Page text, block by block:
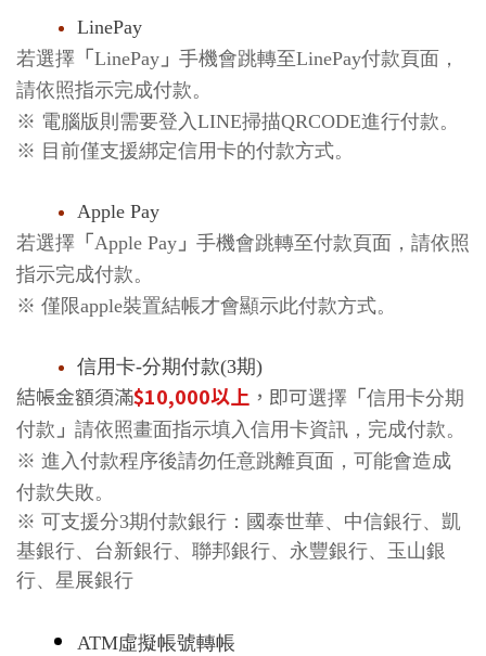
LinePay
若選擇 「 LinePay 」 手機會跳轉至LinePay付款頁面，
請依照指示完成付款。
※ 電腦版則需要登入LINE掃描QRCODE進行付款。
※ 目前僅支援綁定信用卡的付款方式。
Apple Pay
若選擇 「 Apple Pay 」 手機會跳轉至付款頁面，請依照
指示完成付款。
※ 僅限apple裝置結帳才會顯示此付款方式。
信用卡-分期付款(3期)
結帳金額須滿$10,000以上 ，即可選擇 「 信用卡分期
付款 」 請依照畫面指示填入信用卡資訊，完成付款。
※ 進入付款程序後請勿任意跳離頁面，可能會造成
付款失敗。
※ 可支援分3期付款銀行：國泰世華、中信銀行、凱
基銀行、台新銀行、聯邦銀行、永豐銀行、玉山銀
行、星展銀行
ATM虛擬帳號轉帳